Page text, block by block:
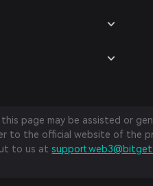
page may be assisted or
to the official website of the
to us at